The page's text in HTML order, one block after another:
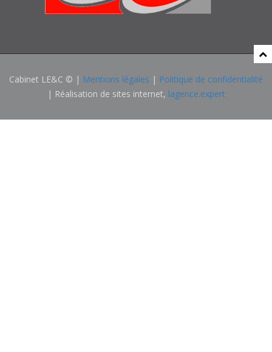
Cabinet LE&C © | Mentions légales | Politique de confidentialité
| Réalisation de sites internet, lagence.expert